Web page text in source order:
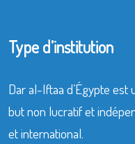
Type d’institution
Dar al-Iftaa d’Égypte
but non lucratif et
et international.